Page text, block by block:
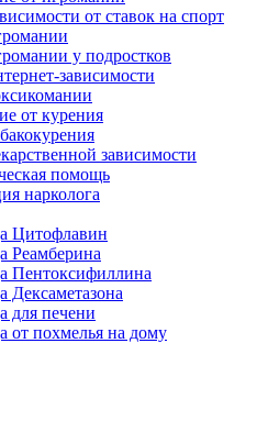
от ставок на спорт
у подростков
зависимости
от курения
зависимости
помощь
нарколога
Цитофлавин
Реамберина
Пентоксифиллина
Дексаметазона
для печени
от похмелья на дому